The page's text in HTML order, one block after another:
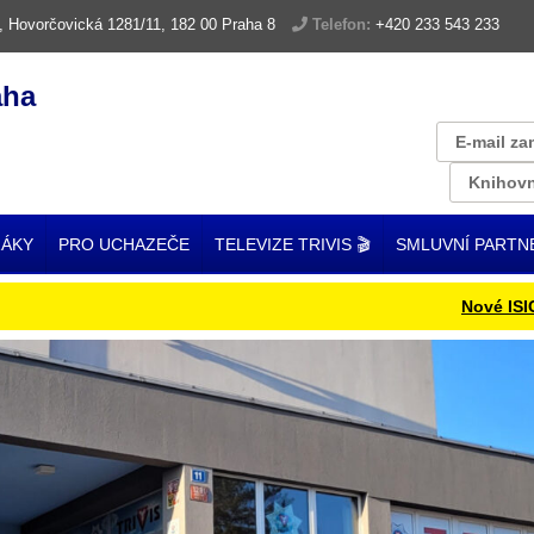
1281/11, 182 00 Praha 8 Telefon: +420 233 543 233
E-mail
PRO UCHAZEČE TELEVIZE TRIVIS 🎬 SMLUVNÍ
Nové ISIC